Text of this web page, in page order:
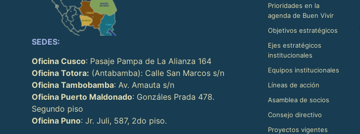
SEDES:
Oficina Cusco: Pasaje Pampa de La Alianza 164
Oficina Totora: (Antabamba): Calle San Marcos s/n
Oficina Tambobamba: Av. Amauta s/n
Oficina Puerto Maldonado: Gonzáles Prada 478.
Segundo piso
Oficina Puno: Jr. Juli, 587, 2do piso.
Prioridades en la
agenda de Buen Vivir
Objetivos estratégicos
Ejes estratégicos
institucionales
Equipos institucionales
Líneas de acción
Asamblea de socios
Consejo directivo
Proyectos vigentes